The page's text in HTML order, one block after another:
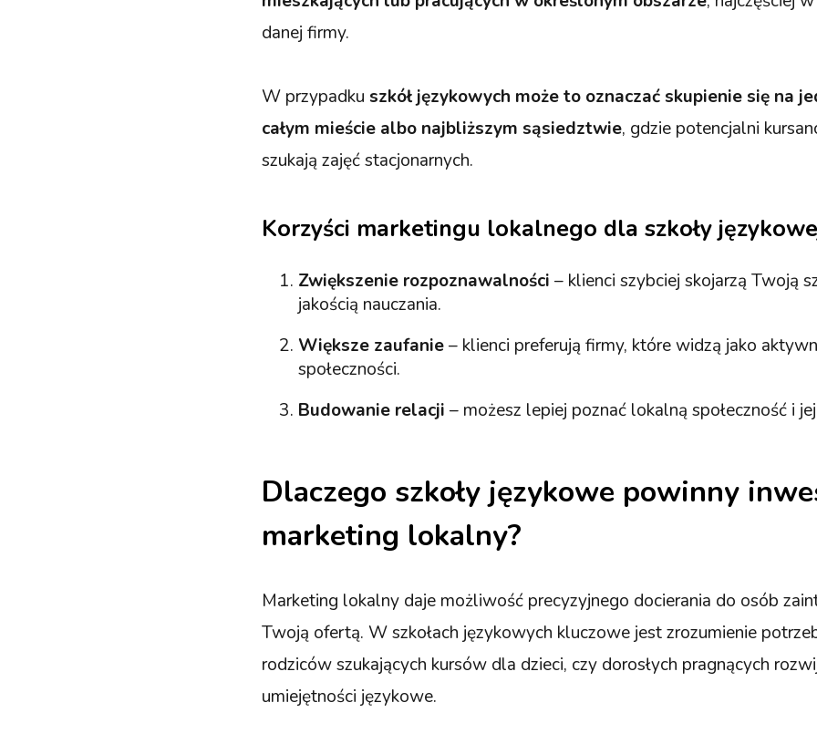
danej firmy.
W przypadku szkół językowych może to oznaczać skupienie się na
całym mieście albo najbliższym sąsiedztwie, gdzie potencjalni
szukają zajęć stacjonarnych.
Korzyści marketingu lokalnego dla szkoły
Zwiększenie rozpoznawalności – klienci szybciej skojarzą Twoją
jakością nauczania.
Większe zaufanie– klienci preferują firmy, które widzą jako
społeczności.
Budowanie relacji – możesz lepiej poznać lokalną społeczność i
Dlaczego szkoły językowe powinny
marketing lokalny?
Marketing lokalny daje możliwość precyzyjnego docierania do osób
Twoją ofertą. W szkołach językowych kluczowe jest zrozumienie
rodziców szukających kursów dla dzieci, czy dorosłych pragnących
umiejętności językowe.